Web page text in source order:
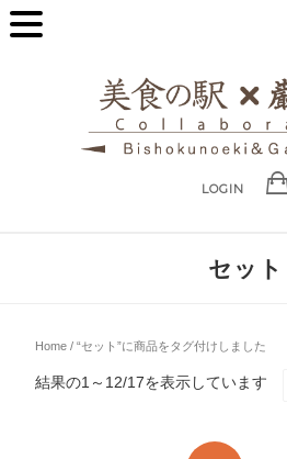
LOGIN
セット
Home / “セット”に商品をタグ付けしました
結果の1～12/17を表示しています